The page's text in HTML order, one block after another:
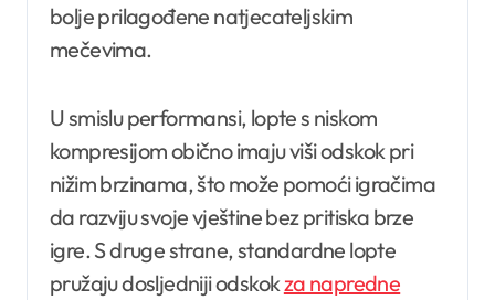
bolje prilagođene natjecateljskim
mečevima.
U smislu performansi, lopte s niskom
kompresijom obično imaju viši odskok pri
nižim brzinama, što može pomoći igračima
da razviju svoje vještine bez pritiska brze
igre. S druge strane, standardne lopte
pružaju dosljedniji odskokza napredne